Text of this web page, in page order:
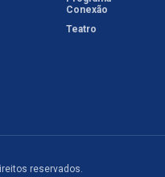
Conexão
Teatro
reservados.